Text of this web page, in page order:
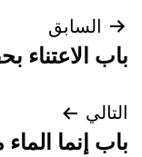
تصفّح
المقالات
السابق
باب الاعتناء
التالي
باب إنما